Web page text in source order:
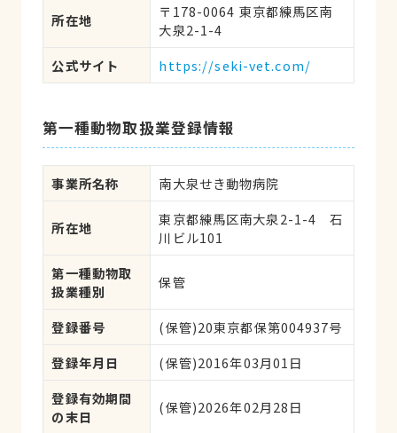
所在地
〒178-0064 東京都練馬区南
大泉2-1-4
公式サイト
https://seki-vet.com/
第一種動物取扱業登録情報
事業所名称 南大泉せき動物病院
所在地
東京都練馬区南大泉2-1-4　石
川ビル101
第一種動物取
扱業種別
保管
登録番号
(保管)20東京都保第004937号
登録年月日
(保管)2016年03月01日
登録有効期間
の末日
(保管)2026年02月28日